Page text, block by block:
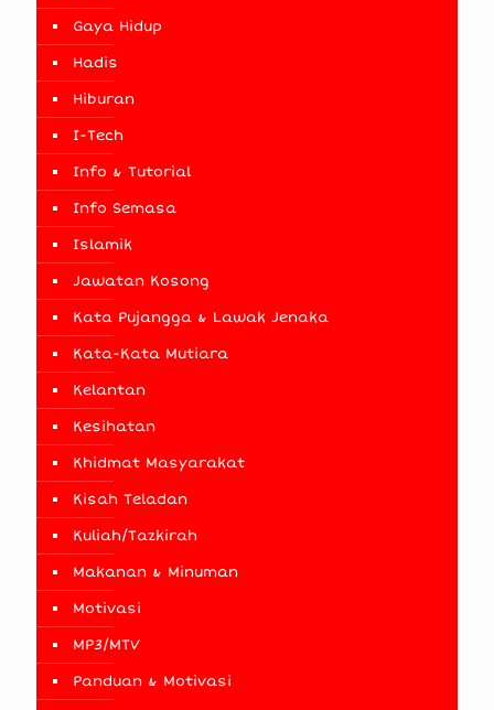
Gaya Hidup
Hadis
Hiburan
I-Tech
Info & Tutorial
Info Semasa
Islamik
Jawatan Kosong
Kata Pujangga & Lawak Jenaka
Kata-Kata Mutiara
Kelantan
Kesihatan
Khidmat Masyarakat
Kisah Teladan
Kuliah/Tazkirah
Makanan & Minuman
Motivasi
MP3/MTV
Panduan & Motivasi